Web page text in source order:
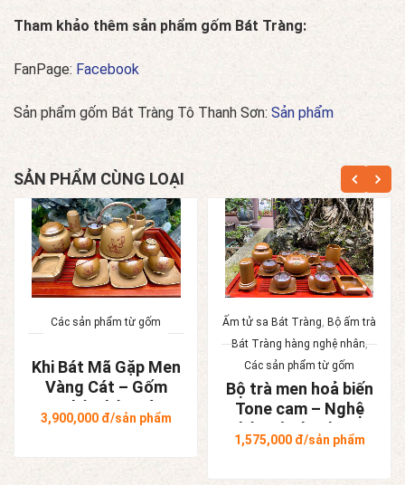
Tham khảo thêm sản phẩm gốm Bát Tràng:
FanPage: Facebook
Sản phẩm gốm Bát Tràng Tô Thanh Sơn: Sản phẩm
SẢN PHẨM CÙNG LOẠI
Các sản phẩm từ gốm
Khi Bát Mã Gặp Men
Vàng Cát – Gốm
Nghệ Nhân Bát
Tràng
3,900,000đ/sản phẩm
Ấm tử sa Bát Tràng, Bộ ấm trà
Bát Tràng hàng nghệ nhân,
Các sản phẩm từ gốm
Bộ trà men hoả biến
Tone cam – Nghệ
nhân Tô Thanh Sơn
1,575,000đ/sản phẩm